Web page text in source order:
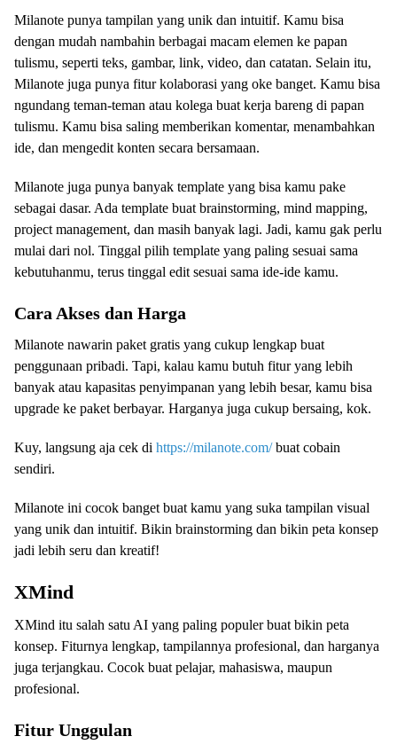
Milanote punya tampilan yang unik dan intuitif. Kamu bisa
dengan mudah nambahin berbagai macam elemen ke papan
tulismu, seperti teks, gambar, link, video, dan catatan. Selain itu,
Milanote juga punya fitur kolaborasi yang oke banget. Kamu bisa
ngundang teman-teman atau kolega buat kerja bareng di papan
tulismu. Kamu bisa saling memberikan komentar, menambahkan
ide, dan mengedit konten secara bersamaan.
Milanote juga punya banyak template yang bisa kamu pake
sebagai dasar. Ada template buat brainstorming, mind mapping,
project management, dan masih banyak lagi. Jadi, kamu gak perlu
mulai dari nol. Tinggal pilih template yang paling sesuai sama
kebutuhanmu, terus tinggal edit sesuai sama ide-ide kamu.
Cara Akses dan Harga
Milanote nawarin paket gratis yang cukup lengkap buat
penggunaan pribadi. Tapi, kalau kamu butuh fitur yang lebih
banyak atau kapasitas penyimpanan yang lebih besar, kamu bisa
upgrade ke paket berbayar. Harganya juga cukup bersaing, kok.
Kuy, langsung aja cek di https://milanote.com/buat cobain
sendiri.
Milanote ini cocok banget buat kamu yang suka tampilan visual
yang unik dan intuitif. Bikin brainstorming dan bikin peta konsep
jadi lebih seru dan kreatif!
XMind
XMind itu salah satu AI yang paling populer buat bikin peta
konsep. Fiturnya lengkap, tampilannya profesional, dan harganya
juga terjangkau. Cocok buat pelajar, mahasiswa, maupun
profesional.
Fitur Unggulan